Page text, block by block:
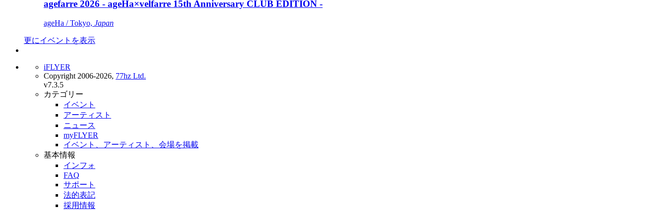
agefarre 2026 - ageHa×velfarre 15th Anniversary CLUB EDITION -
ageHa / Tokyo, Japan
更にイベントを表示
iFLYER
Copyright 2006-2026, 77hz Ltd.
v7.3.5
カテゴリー
イベント
アーティスト
ニュース
myFLYER
イベント、アーティスト、会場を掲載
基本情報
インフォ
FAQ
サポート
法的表記
採用情報